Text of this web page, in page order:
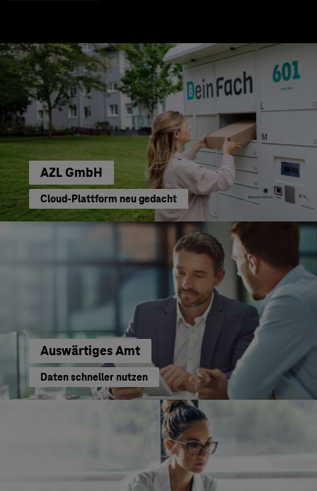
AZL GmbH
Cloud-Plattform neu gedacht
Auswärtiges Amt
Daten schneller nutzen